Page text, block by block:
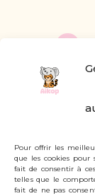
Pour offrir les
que les cookies pour
fait de consentir à
telles que le
fait de ne pas
Mon